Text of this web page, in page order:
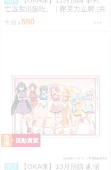
亡遊戲混飯吃。｜壓克力立牌 (共
5款任選)
售價 590
預購
【OKA咪】10月預購 劇場